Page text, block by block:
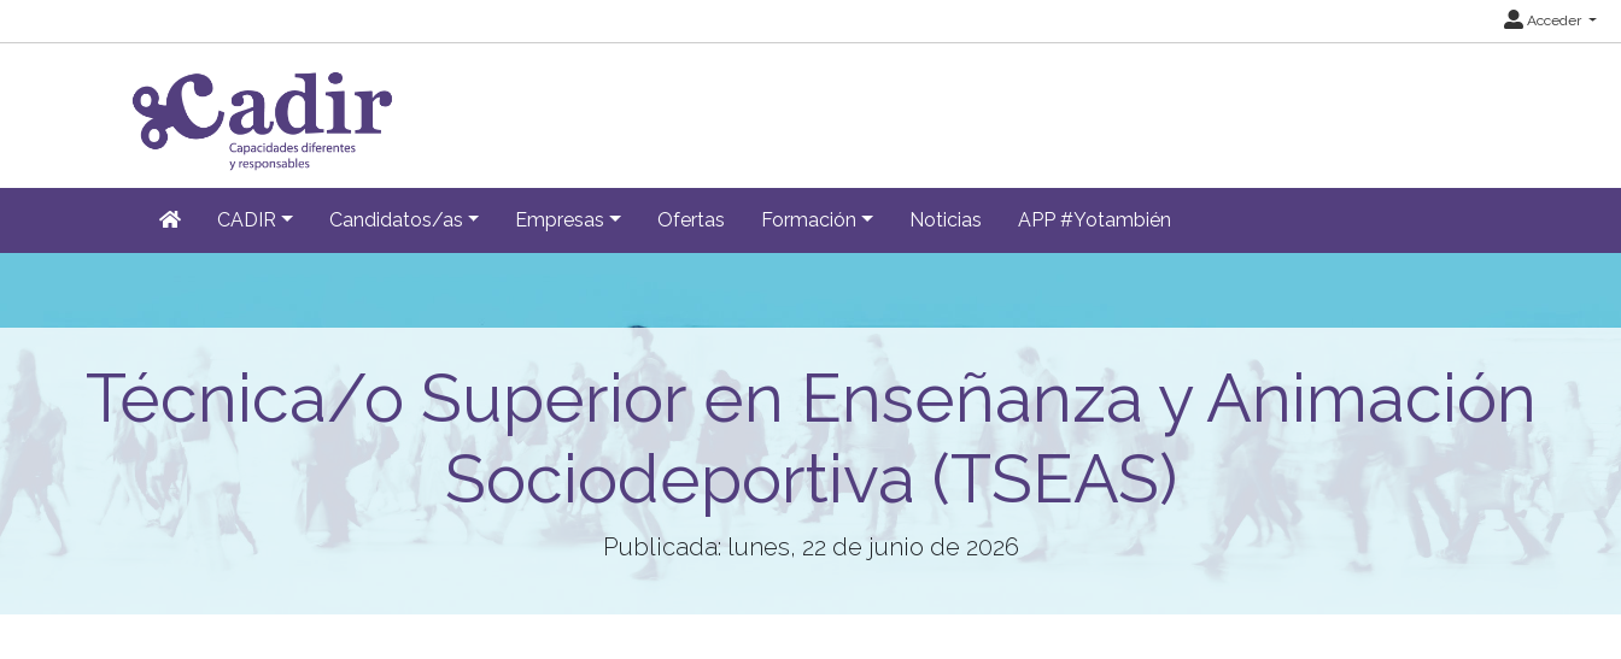
Acceder
CADIR Candidatos/as Empresas Ofertas Formación Noticias APP #Yotambién
Técnica/o Superior en Enseñanza y Animación
Sociodeportiva (TSEAS)
Publicada: lunes, 22 de junio de 2026